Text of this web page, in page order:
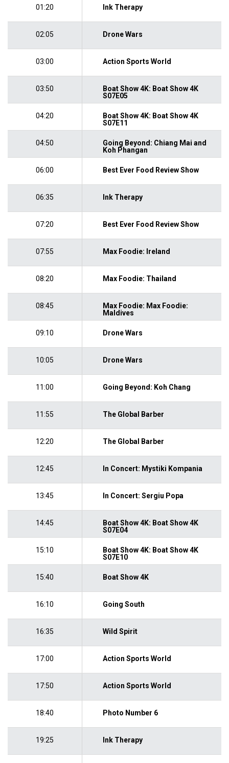
01:20 Ink Therapy
02:05 Drone Wars
03:00 Action Sports World
03:50
Boat Show 4K: Boat Show 4K
S07E05
04:20
Boat Show 4K: Boat Show 4K
S07E11
04:50
Going Beyond: Chiang Mai and
Koh Phangan
06:00 Best Ever Food Review Show
06:35 Ink Therapy
07:20 Best Ever Food Review Show
07:55 Max Foodie: Ireland
08:20 Max Foodie: Thailand
08:45
Max Foodie: Max Foodie:
Maldives
09:10 Drone Wars
10:05 Drone Wars
11:00 Going Beyond: Koh Chang
11:55 The Global Barber
12:20 The Global Barber
12:45 In Concert: Mystiki Kompania
13:45 In Concert: Sergiu Popa
14:45
Boat Show 4K: Boat Show 4K
S07E04
15:10
Boat Show 4K: Boat Show 4K
S07E10
15:40 Boat Show 4K
16:10 Going South
16:35 Wild Spirit
17:00 Action Sports World
17:50 Action Sports World
18:40 Photo Number 6
19:25 Ink Therapy